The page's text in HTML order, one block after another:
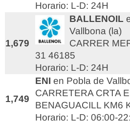
Horario: L-D: 24H
1,679
BALLENOIL
Vallbona (la)
CARRER
31 46185
Horario: L-D: 24H
1,749
ENI en Pobla de
CARRETERA CRTA
BENAGUACILL KM6
Horario: L-D: 06:00-